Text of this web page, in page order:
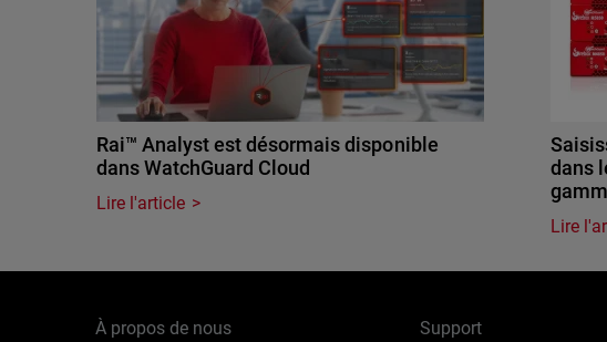
Rai™ Analyst est désormais disponible
dans WatchGuard Cloud
Lire l'article
dans
Lire
À propos de nous Support